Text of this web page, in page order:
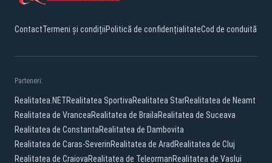
ContactTermeni și condițiiPolitică de confidențialitateCod de conduită
Parteneri:
Realitatea.NETRealitatea SportivaRealitatea StarRealitatea de Neamt
Realitatea de VranceaRealitatea de BrailaRealitatea de Suceava
Realitatea de ConstantaRealitatea de Dambovita
Realitatea de Caras-SeverinRealitatea de Arad Realitatea de Cluj
Realitatea de CraiovaRealitatea de TeleormanRealitatea de Vaslui